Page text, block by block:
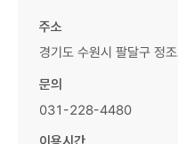
주소
경기도 수원시 팔달구 정
문의
031-228-4480